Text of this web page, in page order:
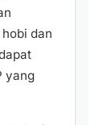
dan
yang